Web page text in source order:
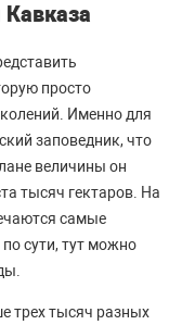
просто
Именно для
заповедник, что
величины он
тысяч гектаров. На
самые
сути, тут можно
трех тысяч разных